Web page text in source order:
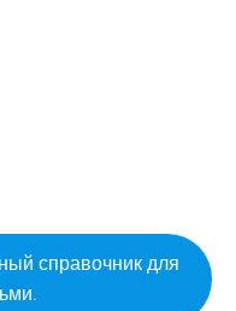
справочник для